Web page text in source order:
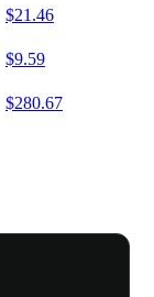
$21.46
$9.59
$280.67